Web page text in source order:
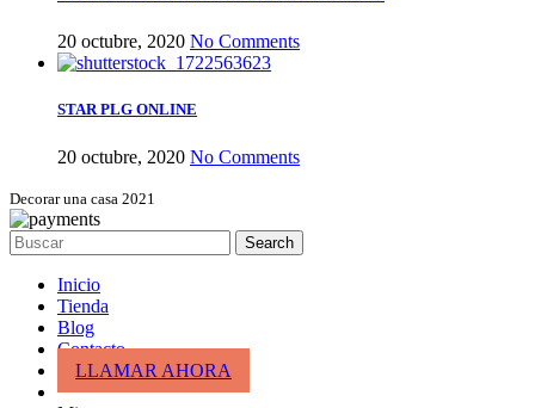
20 octubre, 2020 No Comments
STAR PLG ONLINE
20 octubre, 2020 No Comments
Decorar una casa 2021
Search
Inicio
Tienda
Blog
Contacto
LLAMAR AHORA